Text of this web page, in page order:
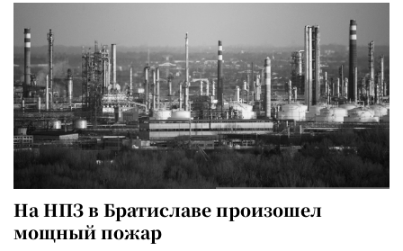
На НПЗ в Братиславе произошел
мощный пожар